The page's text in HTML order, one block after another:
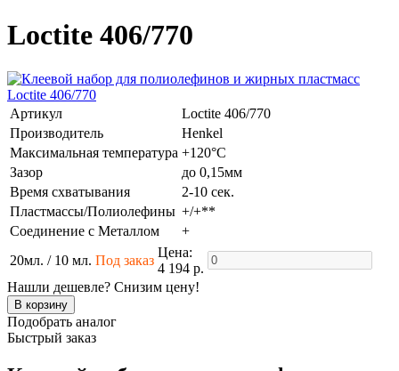
Loctite 406/770
Артикул
Loctite 406/770
Производитель
Henkel
Максимальная температура +120°C
Зазор
до 0,15мм
Время схватывания
2-10 сек.
Пластмассы/Полиолефины +/+**
Соединение с Металлом
+
20мл. / 10 мл. Под заказ
Цена:
4 194 р.
Нашли дешевле? Снизим цену!
Подобрать аналог
Быстрый заказ